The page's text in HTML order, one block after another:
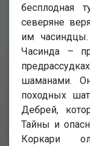
бесплодная
северяне
им
Часинда –
шаманами.
походных
Дебрей,
Тайны и
Коркари